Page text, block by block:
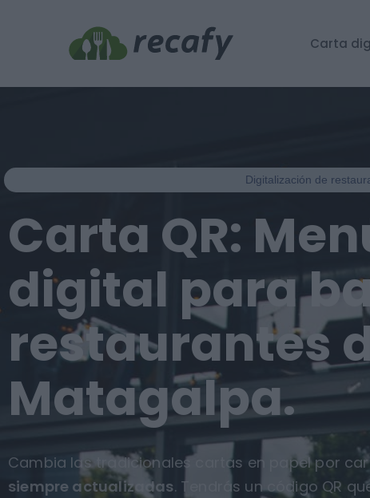
Carta
Digitalización de
Carta QR:
digital para
restaurantes
Matagalpa.
Cambia las tradicionales cartas en papel por
siempre actualizadas. Tendrás un código QR